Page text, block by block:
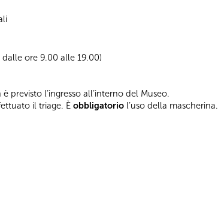
ore 9.00 alle 19.00)
previsto l’ingresso all’interno del Museo.
il triage. È obbligatorio l’uso della mascherina.